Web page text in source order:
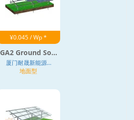
¥0.045 / Wp *
GA2 Ground So...
厦门耐晟新能源...
地面型